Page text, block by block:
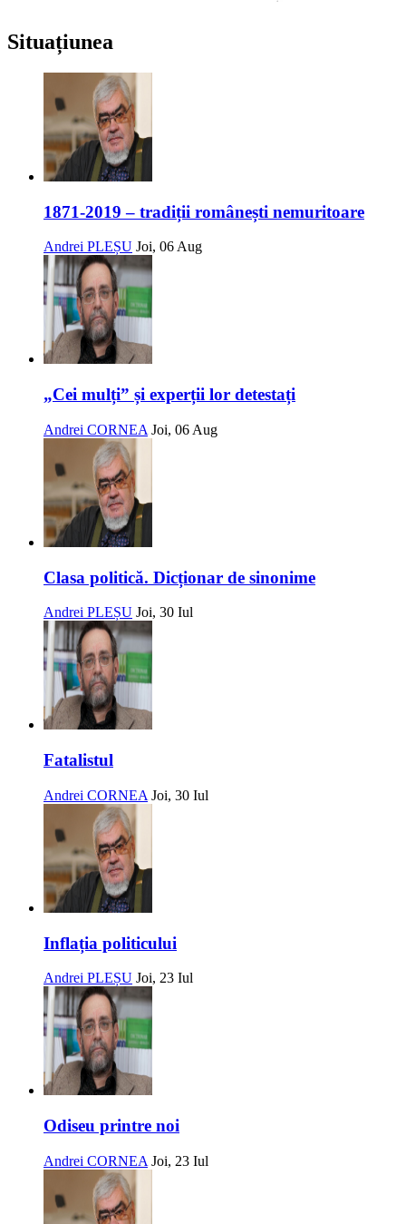
Situațiunea
1871-2019 – tradiții românești nemuritoare
Andrei PLEȘU Joi, 06 Aug
„Cei mulți” și experții lor detestați
Andrei CORNEA Joi, 06 Aug
Clasa politică. Dicționar de sinonime
Andrei PLEȘU Joi, 30 Iul
Fatalistul
Andrei CORNEA Joi, 30 Iul
Inflația politicului
Andrei PLEȘU Joi, 23 Iul
Odiseu printre noi
Andrei CORNEA Joi, 23 Iul